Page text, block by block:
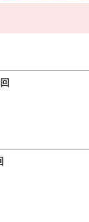
を受賞。趣味
なく愛している